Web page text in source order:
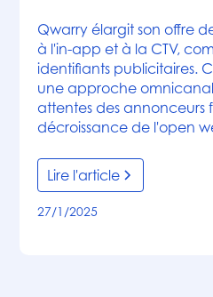
Qwarry élargit son offre
à l'in-app et à la CTV,
identifiants publicitaires.
une approche
attentes des annonceurs
décroissance de l'open
Lire l'article
27/1/2025